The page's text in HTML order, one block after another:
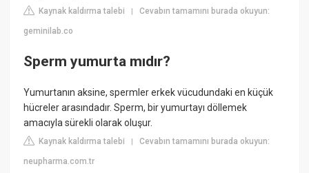
Kaynak kaldırma talebi |Cevabın tamamını burada okuyun:
geminilab.co
Sperm yumurta mıdır?
Yumurtanın aksine, spermler erkek vücudundaki en küçük
hücreler arasındadır. Sperm, bir yumurtayı döllemek
amacıyla sürekli olarak oluşur.
Kaynak kaldırma talebi |Cevabın tamamını burada okuyun:
neupharma.com.tr